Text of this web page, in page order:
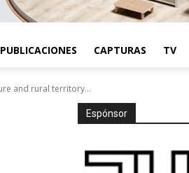
PUBLICACIONES CAPTURAS TV
and rural territory...
Espónsor